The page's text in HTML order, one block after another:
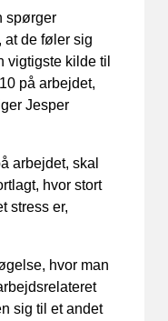
spørger
at de føler sig
vigtigste kilde til
på arbejdet,
Jesper
arbejdet, skal
hvor stort
stress er,
hvor man
sig til et andet